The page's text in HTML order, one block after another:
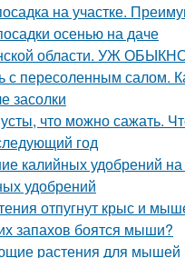
на участке.
осенью на даче
области. УЖ
с пересоленным салом.
засолки
что можно сажать.
год
калийных удобрений
удобрений
отпугнут крыс и
запахов боятся мыши?
растения для мышей